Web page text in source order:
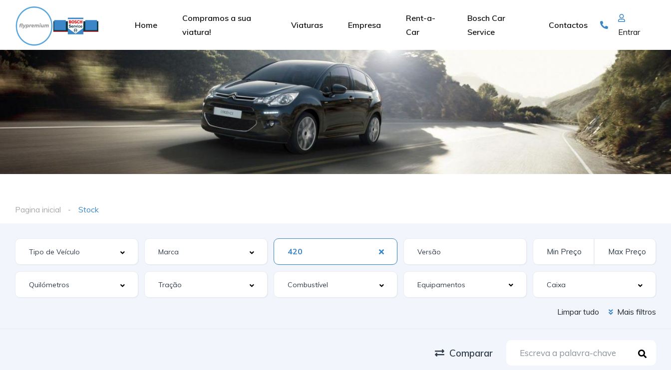
Home
Compramos a sua
viatura!
Viaturas Empresa
Rent-a-
Car
Bosch Car
Service
Contactos
Entrar
Pagina inicial Stock
420
Equipamentos
Limpar tudo Mais filtros
Comparar